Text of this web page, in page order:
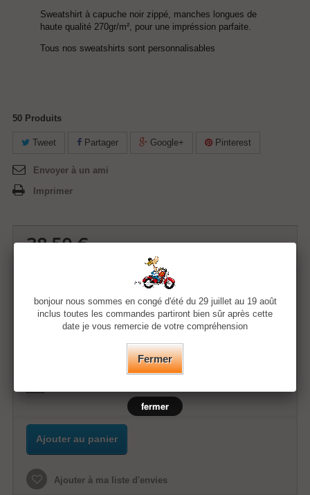
Sweatshirt à capuche noir zippé, manches longues de
haute qualité 270gr/m², pour une impréssion parfaite.
Tous nos sweatshirts sont personnalisables
50 Produits
Tweet Partager Google+ Pinterest
Envoyer à un ami
Imprimer
38,50 €
Ajouter au panier
Ajouter à ma liste d'envies
bonjour nous sommes en congé d'été du 29 juillet au 19 août
inclus toutes les commandes partiront bien sûr après cette
date je vous remercie de votre compréhension
Fermer
fermer